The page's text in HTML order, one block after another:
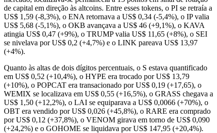
de capital em direção às altcoins. Entre esses tokens, o PI se retraía a
US$ 1,59 (-8,3%), o ENA retornava a US$ 0,34 (-5,4%), o IP valia
US$ 5,68 (-5,1%), o OKB avançava a US$ 46 (+9,1%), o KAVA
atingia US$ 0,47 (+9%), o TRUMP valia US$ 11,65 (+8%), o SEI
se nivelava por US$ 0,2 (+4,7%) e o LINK pareava US$ 13,97
(+4%).
Quanto às altas de dois dígitos percentuais, o S estava quantificado
em US$ 0,52 (+10,4%), o HYPE era trocado por US$ 13,79
(+10%), o POPCAT era transacionado por US$ 0,19 (+17,65), o
WEMIX se localizava em US$ 0,55 (+16,5%), o GRASS chegava a
US$ 1,50 (+12,2%), o LAI se equiparava a US$ 0,0066 (+70%), o
OBT era vendido por US$ 0,026 (+45,8%), o RARE era comprado
por US$ 0,12 (+37,8%), o VENOM girava em torno de US$ 0,090
(+24,2%) e o GOHOME se liquidava por US$ 147,95 (+20,4%).